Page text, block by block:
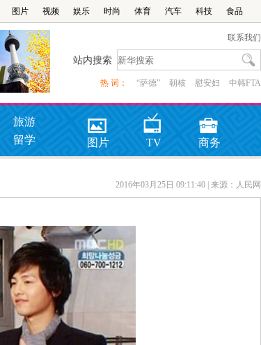
图片 视频 娱乐 时尚 体育 汽车 科技 食品
联系我们
站内搜索
热 词： “萨德” 朝核 慰安妇 中韩FTA
旅游
留学 图片 TV 商务
2016年03月25日 09:11:40 | 来源：人民网